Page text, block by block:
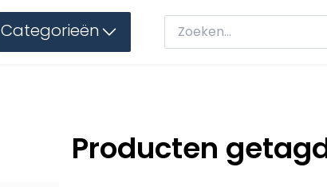
Categorieën
Producten